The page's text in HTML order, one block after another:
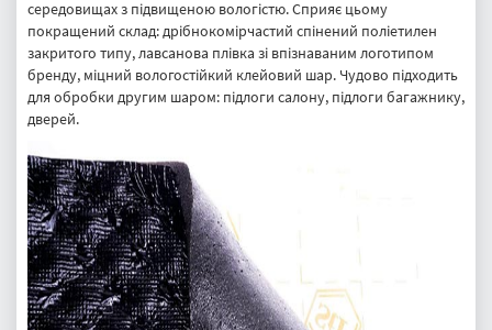
середовищах з підвищеною вологістю. Сприяє цьому
покращений склад: дрібнокомірчастий спінений поліетилен
закритого типу, лавсанова плівка зі впізнаваним логотипом
бренду, міцний вологостійкий клейовий шар. Чудово підходить
для обробки другим шаром: підлоги салону, підлоги багажнику,
дверей.